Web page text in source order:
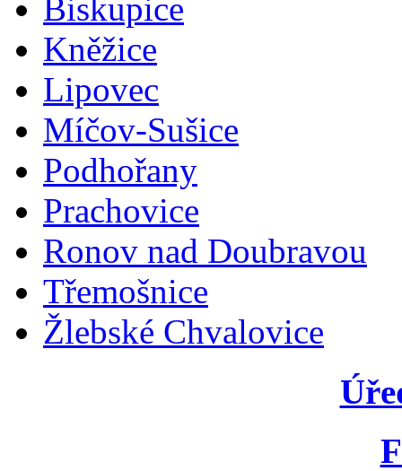
Biskupice
Kněžice
Lipovec
Míčov-Sušice
Podhořany
Prachovice
Ronov nad Doubravou
Třemošnice
Žlebské Chvalovice